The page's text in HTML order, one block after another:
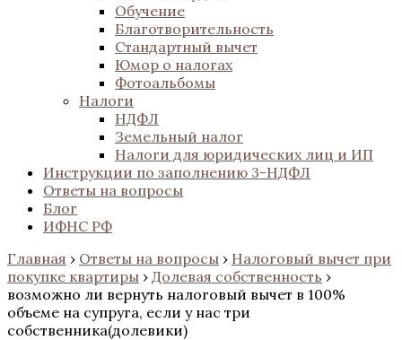
Обучение
Благотворительность
Стандартный вычет
Юмор о налогах
Фотоальбомы
Налоги
НДФЛ
Земельный налог
Налоги для юридических лиц и ИП
Инструкции по заполнению 3-НДФЛ
Ответы на вопросы
Блог
ИФНС РФ
Главная › Ответы на вопросы › Налоговый вычет при
покупке квартиры › Долевая собственность ›
возможно ли вернуть налоговый вычет в 100%
объеме на супруга, если у нас три
собственника(долевики)